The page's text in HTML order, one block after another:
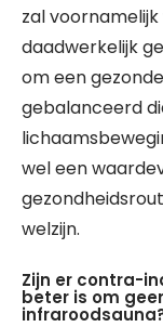
zal
daadwerkelijk
om een
gebalanceerd
wel een
welzijn.
Zijn er contra-
beter is om